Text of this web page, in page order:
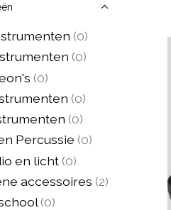
(0)
(0)
(0)
(0)
(0)
Percussie (0)
en licht (0)
accessoires (2)
(0)